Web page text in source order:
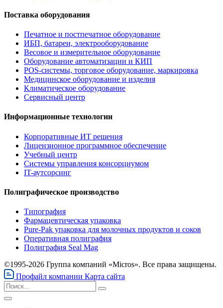
Поставка оборудования
Печатное и постпечатное оборудование
ИБП, батареи, электрооборудование
Весовое и измерительное оборудование
Оборудование автоматизации и КИП
POS-системы, торговое оборудование, маркировка
Медицинское оборудование и изделия
Климатическое оборудование
Сервисный центр
Информационные технологии
Корпоративные ИТ решения
Лицензионное программное обеспечение
Учебный центр
Системы управления консорциумом
IT-аутсорсинг
Полиграфическое производство
Типография
Фармацевтическая упаковка
Pure-Pak упаковка для молочных продуктов и соков
Оперативная полиграфия
Полиграфия Seal Mag
©1995-2026 Группа компаний «Micros». Все права защищены.
Профайл компании Карта сайта